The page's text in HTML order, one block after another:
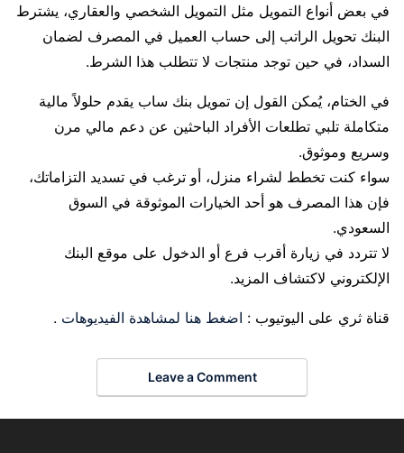
في بعض أنواع التمويل مثل التمويل الشخصي والعقاري، يشترط
البنك تحويل الراتب إلى حساب العميل في المصرف لضمان
السداد، في حين توجد منتجات لا تتطلب هذا الشرط.
في الختام، يُمكن القول إن تمويل بنك ساب يقدم حلولاً مالية
متكاملة تلبي تطلعات الأفراد الباحثين عن دعم مالي مرن
وسريع وموثوق.
سواء كنت تخطط لشراء منزل، أو ترغب في تسديد التزاماتك،
فإن هذا المصرف هو أحد الخيارات الموثوقة في السوق
السعودي.
لا تتردد في زيارة أقرب فرع أو الدخول على موقع البنك
الإلكتروني لاكتشاف المزيد.
قناة ثري على اليوتيوب : اضغط هنا لمشاهدة الفيديوهات .
Leave a Comment